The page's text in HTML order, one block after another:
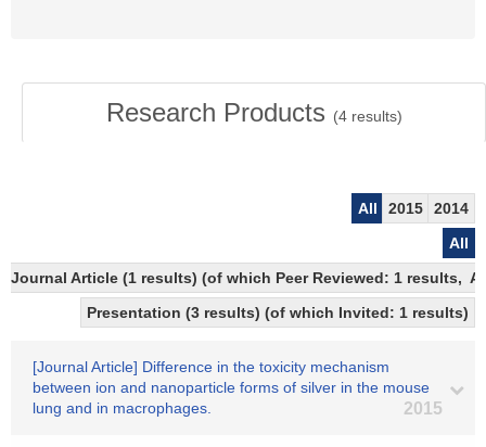
Research Products (4results)
All 2015
2014
All
Journal Article (1 results) (of which Peer Reviewed: 1 results,
Presentation (3 results) (of which Invited: 1 results)
[Journal Article] Difference in the toxicity mechanism
between ion and nanoparticle forms of silver in the mouse
lung and in macrophages.
2015